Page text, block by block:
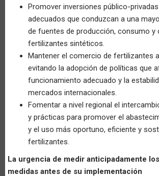
Promover inversiones público-
adecuados que conduzcan a una
de fuentes de producción, consumo y
fertilizantes sintéticos.
Mantener el comercio de fertilizantes
evitando la adopción de políticas que
funcionamiento adecuado y la
mercados internacionales.
Fomentar a nivel regional el
y prácticas para promover el
y el uso más oportuno, eficiente y
fertilizantes.
La urgencia de medir anticipadamente
medidas antes de su implementación